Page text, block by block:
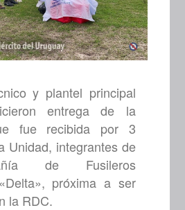
y plantel principal
entrega de la
fue recibida por 3
Unidad, integrantes de
de Fusileros
próxima a ser
la RDC.